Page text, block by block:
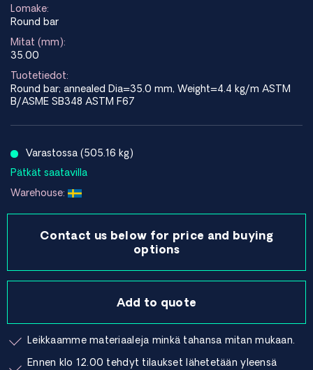
Lomake:
Round bar
Mitat (mm):
35.00
Tuotetiedot:
Round bar; annealed Dia=35.0 mm, Weight=4.4 kg/m ASTM
B/ASME SB348 ASTM F67
Varastossa (505.16 kg)
Pätkät saatavilla
Warehouse:
Contact us below for price and buying
options
Add to quote
Leikkaamme materiaaleja minkä tahansa mitan mukaan.
Ennen klo 12.00 tehdyt tilaukset lähetetään yleensä